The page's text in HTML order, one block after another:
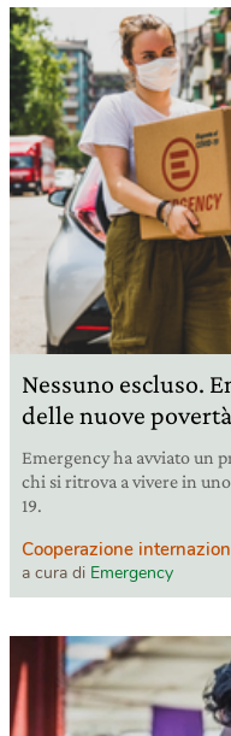
Nessuno escluso.
delle nuove
Emergency ha avviato un
chi si ritrova a vivere in
19.
Cooperazione
a cura di Emergency